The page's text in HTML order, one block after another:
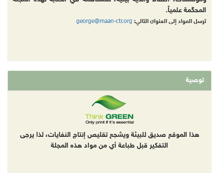
المحكّمة علمياً.
ترسل المواد إلى العنوان التالي: george@maan-ctr.org
توصية
هذا الموقع صديق للبيئة ويشجع تقليص إنتاج النفايات، لذا يرجى
التفكير قبل طباعة أي من مواد هذه المجلة